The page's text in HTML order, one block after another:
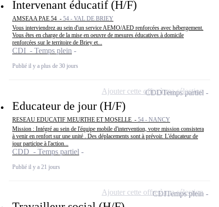
Intervenant éducatif (H/F)
AMSEAA PAE 54 - 54 - VAL DE BRIEY
Vous interviendrez au sein d'un service AEMO/AED renforcées avec hébergement.
Vous êtes en charge de la mise en oeuvre de mesures éducatives à domicile
renforcées sur le territoire de Briey et...
CDI - Temps plein
Publié il y a plus de 30 jours
Educateur de jour (H/F)
RESEAU EDUCATIF MEURTHE ET MOSELLE - 54 - NANCY
Mission : Intégré au sein de l'équipe mobile d'intervention, votre mission consistera
à venir en renfort sur une unité . Des déplacements sont à prévoir. L'éducateur de
jour participe à l'action...
CDD - Temps partiel
Publié il y a 21 jours
CDDTemps partiel
Ajouter cette offre à ma sélection
CDITemps plein
Ajouter cette offre à ma sélection